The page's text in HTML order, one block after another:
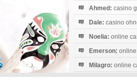
Ahmed: casino
Dale: casino
Noelia: online
Emerson:
Milagro: online